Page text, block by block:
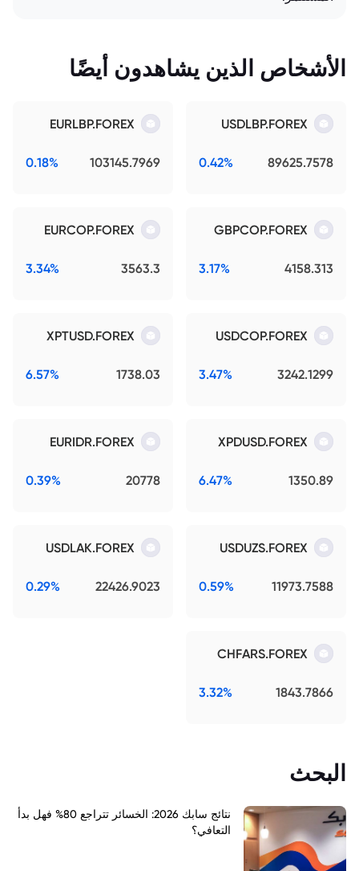
الأشخاص الذين يشاهدون أيضًا
USDLBP.FOREX
89625.7578
0.42%
EURLBP.FOREX
103145.7969
0.18%
GBPCOP.FOREX
4158.313
3.17%
EURCOP.FOREX
3563.3
3.34%
USDCOP.FOREX
3242.1299
3.47%
XPTUSD.FOREX
1738.03
6.57%
XPDUSD.FOREX
1350.89
6.47%
EURIDR.FOREX
20778
0.39%
USDUZS.FOREX
11973.7588
0.59%
USDLAK.FOREX
22426.9023
0.29%
CHFARS.FOREX
1843.7866
3.32%
البحث
نتائج سابك 2026: الخسائر تتراجع 80% فهل بدأ
التعافي؟